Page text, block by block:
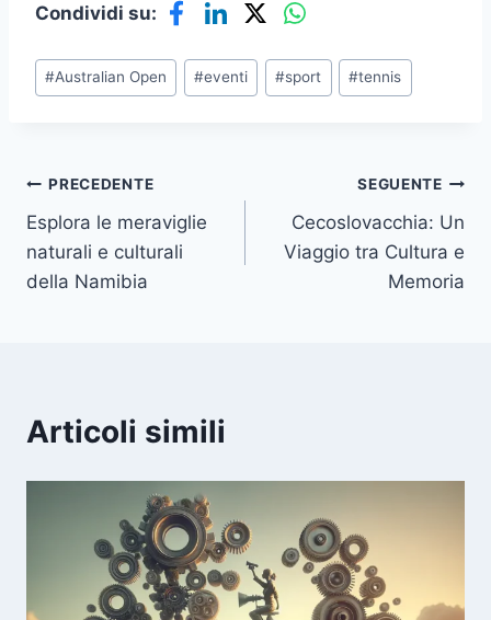
Condividi su:
Tag
articolo:
#Australian Open #eventi #sport #tennis
Navigazione
articoli
PRECEDENTE
Esplora le meraviglie
naturali e culturali
della Namibia
SEGUENTE
Cecoslovacchia: Un
Viaggio tra Cultura e
Memoria
Articoli simili